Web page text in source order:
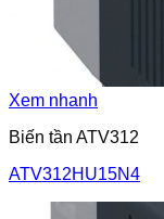
Xem nhanh
Biến tần ATV312
ATV312HU15N4